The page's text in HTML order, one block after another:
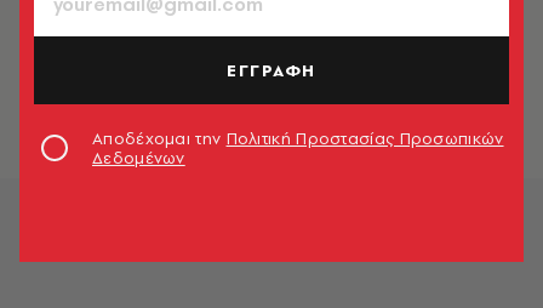
Τραγωδία στην Καρδίτσα: Νεκρός
όπλουΕΓΓΡΑΦΗ
Αποδέχομαι την Πολιτική Προστασίας Προσωπικών
Δεδομένων